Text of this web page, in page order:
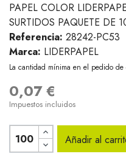
PAPEL COLOR
SURTIDOS PAQUETE DE
Referencia: 28242-PC53
Marca: LIDERPAPEL
La cantidad mínima en el pedido
0,07 €
Impuestos incluidos
Añadir al